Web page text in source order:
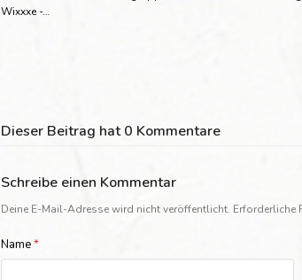
Wixxxe -…
Dieser Beitrag hat 0 Kommentare
Schreibe einen Kommentar
Deine E-Mail-Adresse wird nicht veröffentlicht. Erforderliche
Name*